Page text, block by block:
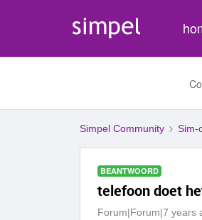
Simpel Community Sim-
BEANTWOORD
telefoon doet
Forum|Forum|7 years